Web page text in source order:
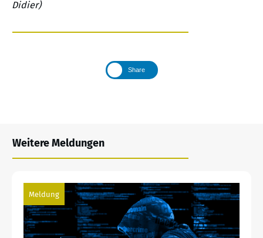
Didier)
Share
Weitere Meldungen
Meldung